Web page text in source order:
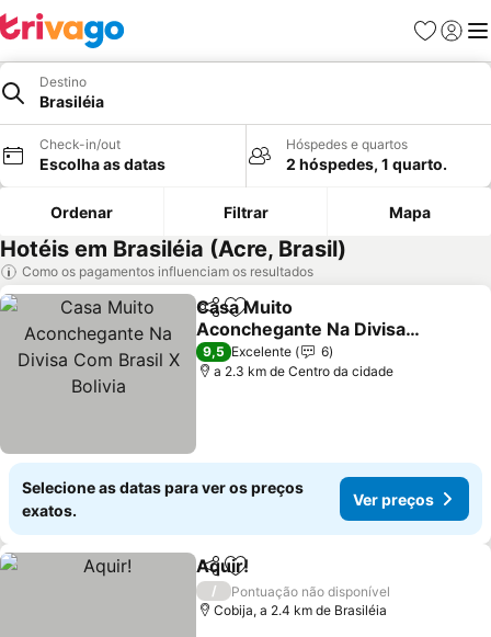
Favoritos
Iniciar
Destino
Brasiléia
Check-in/out
Escolha as datas
Hóspedes e quartos
2 hóspedes, 1 quarto.
Ordenar Filtrar Mapa
Hotéis em Brasiléia (Acre, Brasil)
Como os pagamentos influenciam os resultados
PartilharAdicionar aos favoritos
Casa Muito
Aconchegante Na Divisa
Com Brasil X Bolivia
9,5 Excelente
6
a 2.3 km de Centro da cidade
Selecione as datas para ver os preços
exatos.
Ver preços
PartilharAdicionar aos favoritos
Aquir!
/
Pontuação não disponível
Cobija, a 2.4 km de Brasiléia